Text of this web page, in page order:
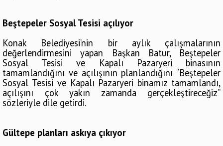
Beştepeler Sosyal Tesisi açılıyor
Konak Belediyesi’nin bir aylık çalışmalarının
değerlendirmesini yapan Başkan Batur, Beştepeler
Sosyal Tesisi ve Kapalı Pazaryeri binasının
tamamlandığını ve açılışının planlandığını “Beştepeler
Sosyal Tesisi ve Kapalı Pazaryeri binamız tamamlandı,
açılışını çok yakın zamanda gerçekleştireceğiz”
sözleriyle dile getirdi.
Gültepe planları askıya çıkıyor